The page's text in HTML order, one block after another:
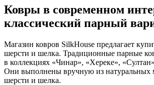
Ковры в современном
классический парный
Магазин ковров SilkHouse предлагает
шерсти и шелка. Традиционные парные
в коллекциях «Чинар», «Хереке»,
Они выполнены вручную из натуральных
шерсти и шелка.